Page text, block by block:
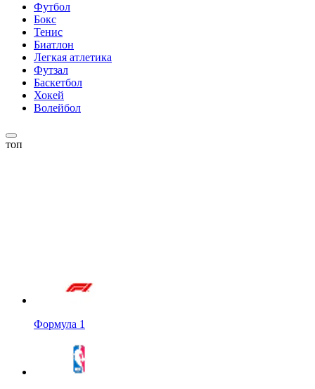
Футбол
Бокс
Тенис
Биатлон
Легкая атлетика
Футзал
Баскетбол
Хокей
Волейбол
топ
Формула 1